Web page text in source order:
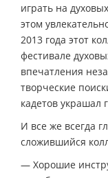
играть на
этом
2013 года этот
фестивале
впечатления
творческие
кадетов украшал
И все же всегда
сложившийся
— Хорошие